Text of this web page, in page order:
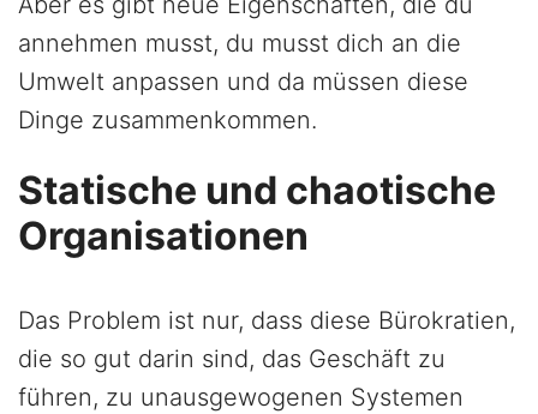
annehmen musst, du musst dich an die
Umwelt anpassen und da müssen diese
Dinge zusammenkommen.
Statische und chaotische
Organisationen
Das Problem ist nur, dass diese Bürokratien,
die so gut darin sind, das Geschäft zu
führen, zu unausgewogenen Systemen